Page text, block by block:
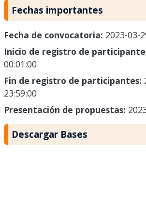
Fechas importantes
Fecha de convocatoria: 2023-03-
Inicio de registro de
00:01:00
Fin de registro de participantes:
23:59:00
Presentación de propuestas:
Descargar Bases